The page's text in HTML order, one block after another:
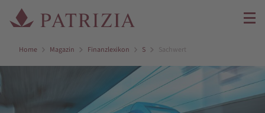
Home Magazin Finanzlexikon S Sachwert